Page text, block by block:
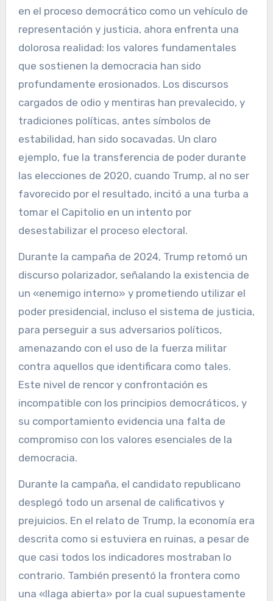
en el proceso democrático como un vehículo de
representación y justicia, ahora enfrenta una
dolorosa realidad: los valores fundamentales
que sostienen la democracia han sido
profundamente erosionados. Los discursos
cargados de odio y mentiras han prevalecido, y
tradiciones políticas, antes símbolos de
estabilidad, han sido socavadas. Un claro
ejemplo, fue la transferencia de poder durante
las elecciones de 2020, cuando Trump, al no ser
favorecido por el resultado, incitó a una turba a
tomar el Capitolio en un intento por
desestabilizar el proceso electoral.
Durante la campaña de 2024, Trump retomó un
discurso polarizador, señalando la existencia de
un «enemigo interno» y prometiendo utilizar el
poder presidencial, incluso el sistema de justicia,
para perseguir a sus adversarios políticos,
amenazando con el uso de la fuerza militar
contra aquellos que identificara como tales.
Este nivel de rencor y confrontación es
incompatible con los principios democráticos, y
su comportamiento evidencia una falta de
compromiso con los valores esenciales de la
democracia.
Durante la campaña, el candidato republicano
desplegó todo un arsenal de calificativos y
prejuicios. En el relato de Trump, la economía era
descrita como si estuviera en ruinas, a pesar de
que casi todos los indicadores mostraban lo
contrario. También presentó la frontera como
una «llaga abierta» por la cual supuestamente